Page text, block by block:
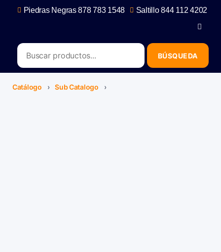
Piedras Negras 878 783 1548
Saltillo 844 112 4202
Catálogo › Sub Catalogo ›